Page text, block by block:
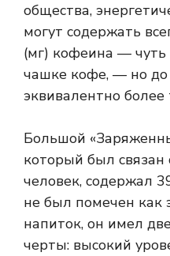
общества,
могут содержать
(мг) кофеина —
чашке кофе, — но до
эквивалентно
Большой
который был связан
человек, содержал
не был помечен как
напиток, он имел
черты: высокий